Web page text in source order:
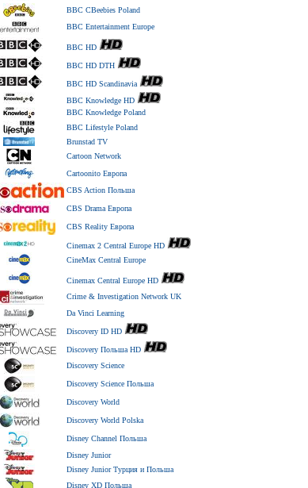
BBC CBeebies Poland
BBC Entertainment Europe
BBC HD
BBC HD DTH
BBC HD Scandinavia
BBC Knowledge HD
BBC Knowledge Poland
BBC Lifestyle Poland
Brunstad TV
Cartoon Network
Cartoonito Европа
CBS Action Польша
CBS Drama Европа
CBS Reality Европа
Cinemax 2 Central Europe HD
CineMax Central Europe
Cinemax Central Europe HD
Crime & Investigation Network UK
Da Vinci Learning
Discovery ID HD
Discovery Польша HD
Discovery Science
Discovery Science Польша
Discovery World
Discovery World Polska
Disney Channel Польша
Disney Junior
Disney Junior Турция и Польша
Disney XD Польша